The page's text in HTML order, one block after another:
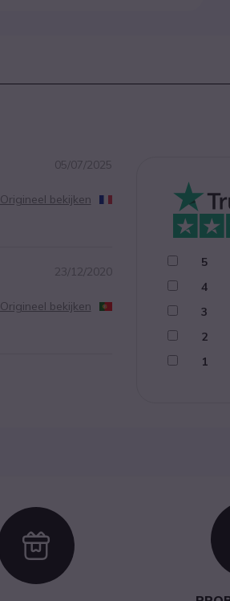
05/07/2025
Origineel bekijken
23/12/2020
Origineel bekijken
5
4
3
2
1
Icon